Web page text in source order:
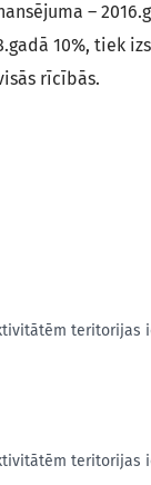
–
10%, tiek
rīcībās.
teritorijas
teritorijas